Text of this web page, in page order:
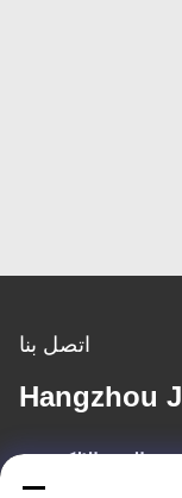
اتصل بنا
Hangzhou
البريد الإلكتروني